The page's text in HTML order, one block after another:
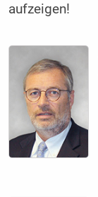
aufzeigen!